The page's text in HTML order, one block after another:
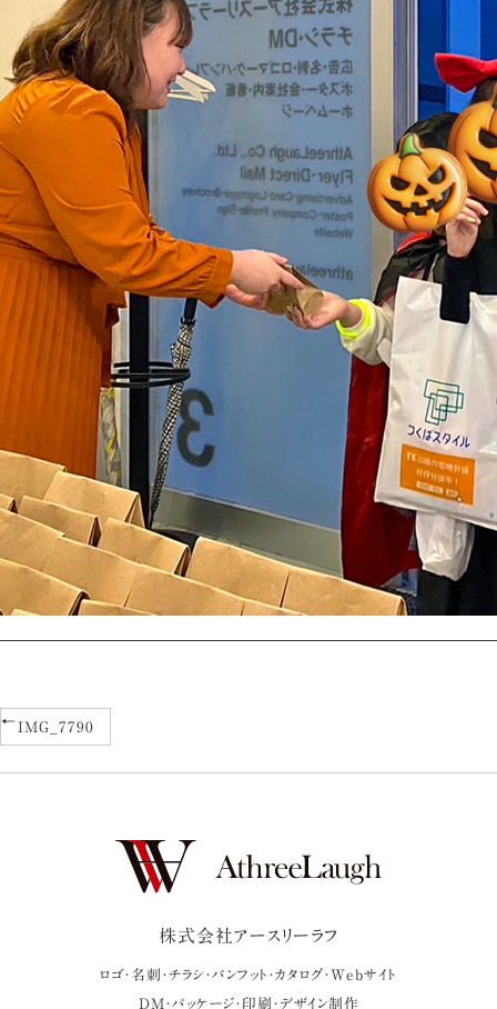
IMG_7790
株式会社アースリーラフ
ロゴ・名刺・チラシ・パンフット・カタログ・Webサイト
DM・パッケージ・印刷・デザイン制作